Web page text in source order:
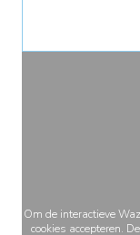
Om de interactieve
cookies accepteren.